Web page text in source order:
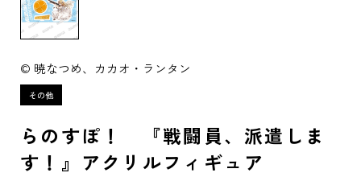
© 暁なつめ、カカオ・ランタン
らのすぽ！ 『戦闘員、派遣しま
す！』アクリルフィギュア